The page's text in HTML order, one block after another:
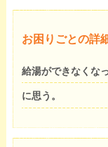
お困りごとの詳
給湯ができなくな
に思う。